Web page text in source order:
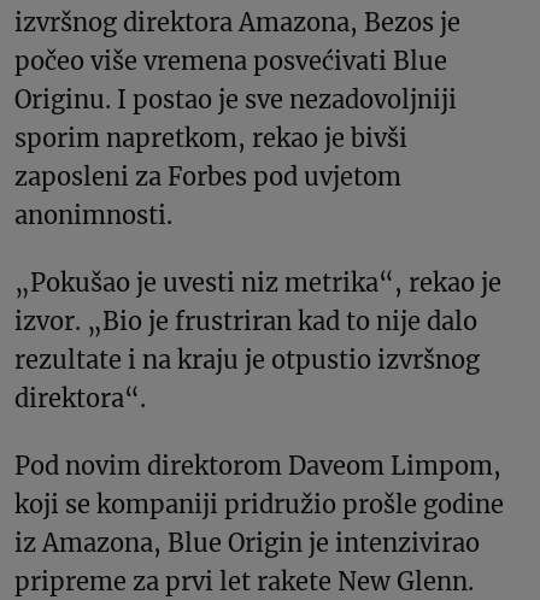
izvršnog direktora Amazona, Bezos je
počeo više vremena posvećivati Blue
Originu. I postao je sve nezadovoljniji
sporim napretkom, rekao je bivši
zaposleni za Forbes pod uvjetom
anonimnosti.
„Pokušao je uvesti niz metrika“, rekao je
izvor. „Bio je frustriran kad to nije dalo
rezultate i na kraju je otpustio izvršnog
direktora“.
Pod novim direktorom Daveom Limpom,
koji se kompaniji pridružio prošle godine
iz Amazona, Blue Origin je intenzivirao
pripreme za prvi let rakete New Glenn.